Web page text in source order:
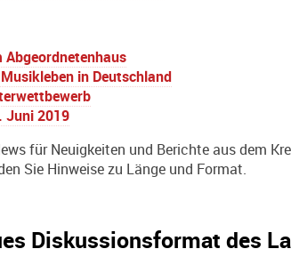
in Deutschland
Juni 2019
für Neuigkeiten und Berichte aus dem
Sie Hinweise zu Länge und Format.
Diskussionsformat des